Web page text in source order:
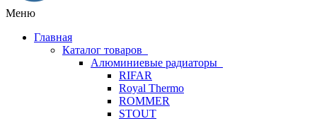
Меню
Главная
Каталог товаров
Алюминиевые радиаторы
RIFAR
Royal Thermo
ROMMER
STOUT